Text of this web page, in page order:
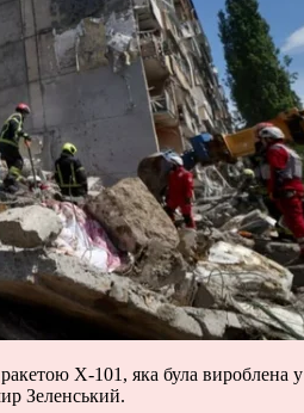
Х-101, яка була вироблена
Зеленський.